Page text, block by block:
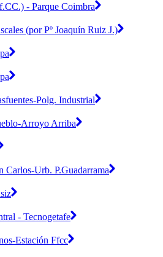
- Parque Coimbra
(por Pº Joaquín Ruiz J.)
Polg. Industrial
Arroyo Arriba
Carlos-Urb. P.Guadarrama
- Tecnogetafe
Estación Ffcc